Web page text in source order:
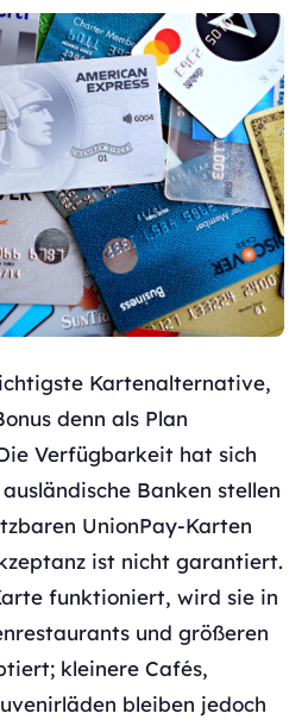
Kartenalternative,
denn als Plan
Verfügbarkeit hat sich
Banken stellen
UnionPay-Karten
ist nicht garantiert.
funktioniert, wird sie in
und größeren
kleinere Cafés,
bleiben jedoch